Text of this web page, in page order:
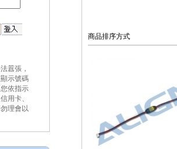
囂張，
示號碼
依指示
用卡、
理會以
商品排序方式